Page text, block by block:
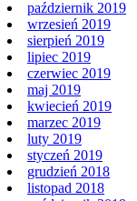
październik 2019
wrzesień 2019
sierpień 2019
lipiec 2019
czerwiec 2019
maj 2019
kwiecień 2019
marzec 2019
luty 2019
styczeń 2019
grudzień 2018
listopad 2018